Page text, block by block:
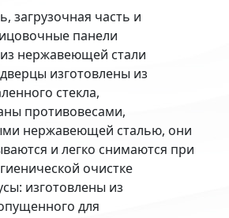
загрузочная часть и
панели
нержавеющей стали
изготовлены из
стекла,
противовесами,
нержавеющей сталью, они
и легко снимаются при
очистке
изготовлены из
для